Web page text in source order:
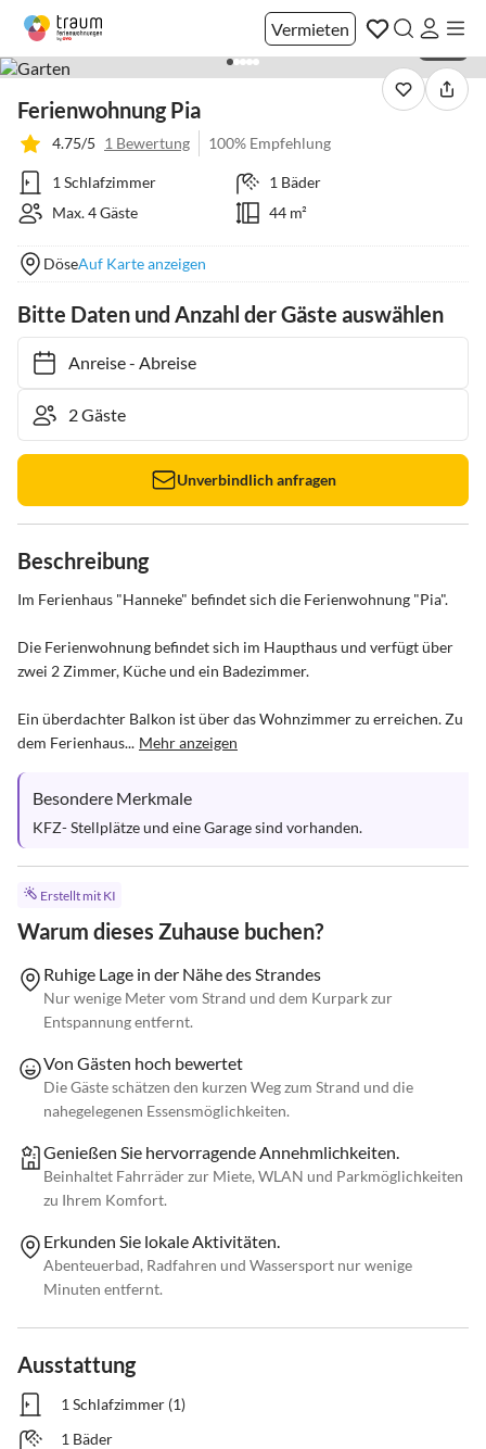
Vermieten
Ferienwohnung Pia
4.75/5 1 Bewertung 100% Empfehlung
1 Schlafzimmer
1 Bäder
Max. 4 Gäste
44 m²
DöseAuf Karte anzeigen
Bitte Daten und Anzahl der Gäste auswählen
Anreise- Abreise
Unverbindlich anfragen
Beschreibung
Im Ferienhaus "Hanneke" befindet sich die Ferienwohnung "Pia".
Die Ferienwohnung befindet sich im Haupthaus und verfügt über
zwei 2 Zimmer, Küche und ein Badezimmer.
Ein überdachter Balkon ist über das Wohnzimmer zu erreichen. Zu
dem Ferienhaus... Mehr anzeigen
Besondere Merkmale
KFZ- Stellplätze und eine Garage sind vorhanden.
Erstellt mit KI
Warum dieses Zuhause buchen?
Ruhige Lage in der Nähe des Strandes
Nur wenige Meter vom Strand und dem Kurpark zur
Entspannung entfernt.
Von Gästen hoch bewertet
Die Gäste schätzen den kurzen Weg zum Strand und die
nahegelegenen Essensmöglichkeiten.
Genießen Sie hervorragende Annehmlichkeiten.
Beinhaltet Fahrräder zur Miete, WLAN und Parkmöglichkeiten
zu Ihrem Komfort.
Erkunden Sie lokale Aktivitäten.
Abenteuerbad, Radfahren und Wassersport nur wenige
Minuten entfernt.
Ausstattung
1 Schlafzimmer (1)
1 Bäder